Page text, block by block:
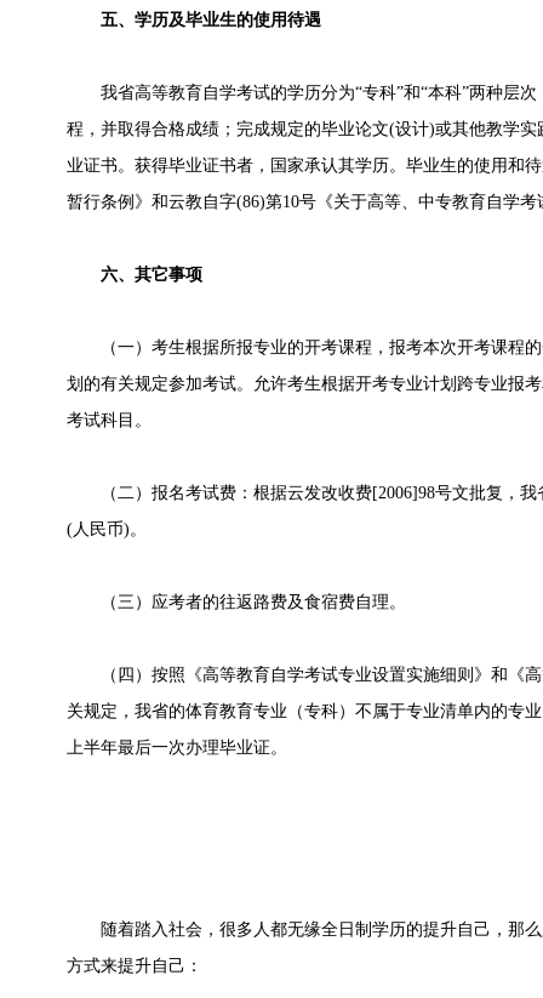
五、学历及毕业生的使用待遇
我省高等教育自学考试的学历分为“专科”和“本科”两种层次
程，并取得合格成绩；完成规定的毕业论文(设计)或其他教学
业证书。获得毕业证书者，国家承认其学历。毕业生的使用和
暂行条例》和云教自字(86)第10号《关于高等、中专教育自学
六、其它事项
（一）考生根据所报专业的开考课程，报考本次开考课程的
划的有关规定参加考试。允许考生根据开考专业计划跨专业报
考试科目。
（二）报名考试费：根据云发改收费[2006]98号文批复，我
(人民币)。
（三）应考者的往返路费及食宿费自理。
（四）按照《高等教育自学考试专业设置实施细则》和《高
关规定，我省的体育教育专业（专科）不属于专业清单内的专
上半年最后一次办理毕业证。
随着踏入社会，很多人都无缘全日制学历的提升自己，那
方式来提升自己：